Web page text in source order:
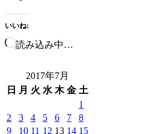
いいね:
読み込み中…
2017年7月
日
月 火 水 木 金 土
1
2
3 4 5 6 7
8
9
10 11 12 13 14 15